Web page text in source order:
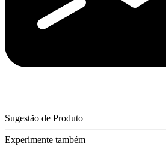
Sugestão de Produto
Experimente também